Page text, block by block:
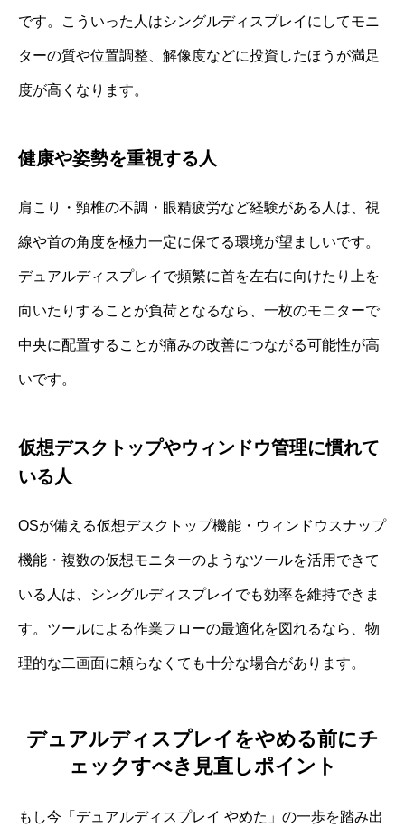
です。こういった人はシングルディスプレイにしてモニ
ターの質や位置調整、解像度などに投資したほうが満足
度が高くなります。
健康や姿勢を重視する人
肩こり・頸椎の不調・眼精疲労など経験がある人は、視
線や首の角度を極力一定に保てる環境が望ましいです。
デュアルディスプレイで頻繁に首を左右に向けたり上を
向いたりすることが負荷となるなら、一枚のモニターで
中央に配置することが痛みの改善につながる可能性が高
いです。
仮想デスクトップやウィンドウ管理に慣れて
いる人
OSが備える仮想デスクトップ機能・ウィンドウスナップ
機能・複数の仮想モニターのようなツールを活用できて
いる人は、シングルディスプレイでも効率を維持できま
す。ツールによる作業フローの最適化を図れるなら、物
理的な二画面に頼らなくても十分な場合があります。
デュアルディスプレイをやめる前にチ
ェックすべき見直しポイント
もし今「デュアルディスプレイ やめた」の一歩を踏み出